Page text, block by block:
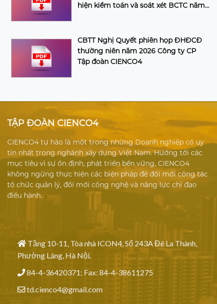
hiện kiểm toán và soát xét BCTC năm
CBTT Nghị Quyết phiên họp ĐHĐCĐ
thường niên năm 2026 Công ty CP
Tập đoàn CIENCO4
TẬP ĐOÀN CIENCO4
CIENCO4 tự hào là một trong những Doanh nghiệp có uy
tín nhất trong nghành xây dựng Việt Nam. Hướng tới các
mục tiêu vì sự ổn định, phát triển bền vững, CIENCO4
không ngừng thực hiện các biện pháp để đổi mới công tác
tổ chức quản lý, đổi mới công nghệ và năng lực chỉ đạo
điều hành..
Tầng 10-11, Tòa nhà ICON4, Số 243A Đê La Thành,
Phường Láng, Hà Nội.
84-4-36420371; Fax: 84-4-38611275
td.cienco4@gmail.com